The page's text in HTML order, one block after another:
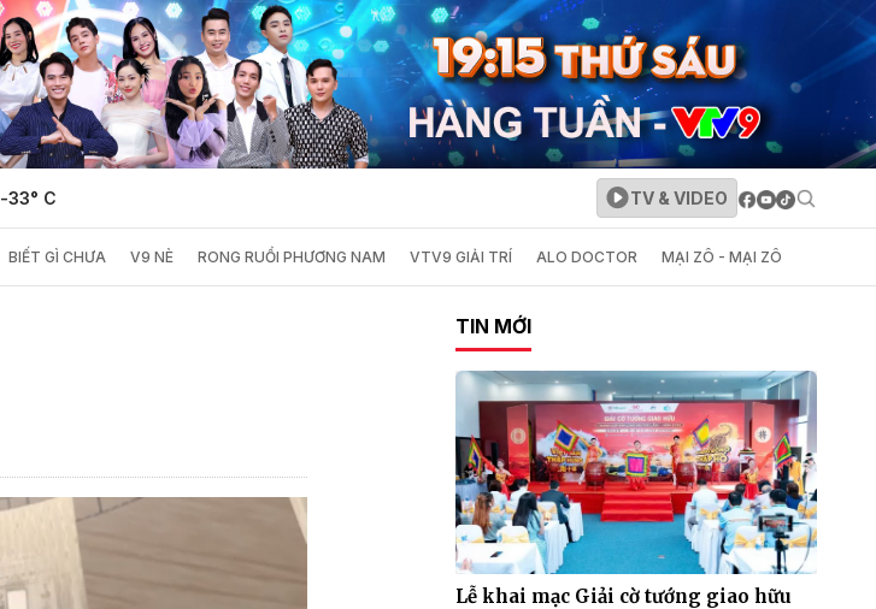
-33° C TV & VIDEO
BIẾT GÌ CHƯA V9 NÈ RONG RUỔI PHƯƠNG NAM VTV9 GIẢI TRÍ ALO DOCTOR MẠI ZÔ - MẠI ZÔ
TIN MỚI
Lễ khai mạc Giải cờ tướng giao hữu